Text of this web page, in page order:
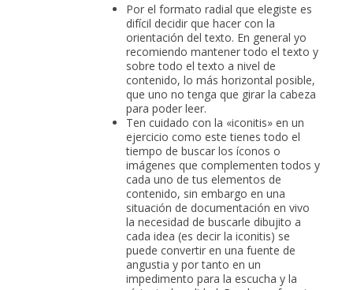
Por el formato radial que elegiste es
difícil decidir que hacer con la
orientación del texto. En general yo
recomiendo mantener todo el texto y
sobre todo el texto a nivel de
contenido, lo más horizontal posible,
que uno no tenga que girar la cabeza
para poder leer.
Ten cuidado con la «iconitis» en un
ejercicio como este tienes todo el
tiempo de buscar los íconos o
imágenes que complementen todos y
cada uno de tus elementos de
contenido, sin embargo en una
situación de documentación en vivo
la necesidad de buscarle dibujito a
cada idea (es decir la iconitis) se
puede convertir en una fuente de
angustia y por tanto en un
impedimento para la escucha y la